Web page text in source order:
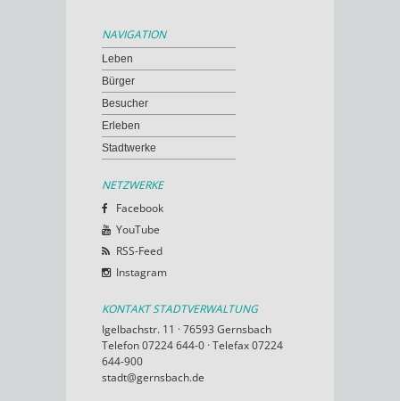
NAVIGATION
Leben
Bürger
Besucher
Erleben
Stadtwerke
NETZWERKE
Facebook
YouTube
RSS-Feed
Instagram
KONTAKT STADTVERWALTUNG
Igelbachstr. 11 · 76593 Gernsbach
Telefon 07224 644-0 · Telefax 07224
644-900
stadt@gernsbach.de